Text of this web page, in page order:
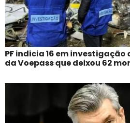
PF indicia 16 em
da Voepass que deixou 62